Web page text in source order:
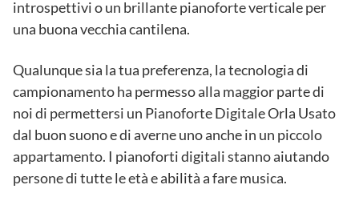
introspettivi o un brillante pianoforte verticale per
una buona vecchia cantilena.
Qualunque sia la tua preferenza, la tecnologia di
campionamento ha permesso alla maggior parte di
noi di permettersi un Pianoforte Digitale Orla Usato
dal buon suono e di averne uno anche in un piccolo
appartamento. I pianoforti digitali stanno aiutando
persone di tutte le età e abilità a fare musica.